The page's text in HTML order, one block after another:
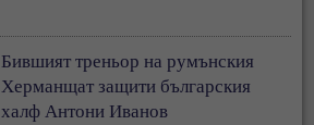
Бившият треньор на румънския
Херманщат защити българския
халф Антони Иванов